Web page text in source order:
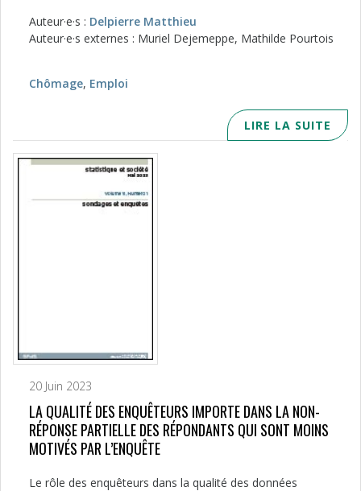
Auteur·e·s : Delpierre Matthieu
Auteur·e·s externes : Muriel Dejemeppe, Mathilde Pourtois
Chômage, Emploi
LIRE LA SUITE
20 Juin 2023
LA QUALITÉ DES ENQUÊTEURS IMPORTE DANS LA NON-
RÉPONSE PARTIELLE DES RÉPONDANTS QUI SONT MOINS
MOTIVÉS PAR L’ENQUÊTE
Le rôle des enquêteurs dans la qualité des données